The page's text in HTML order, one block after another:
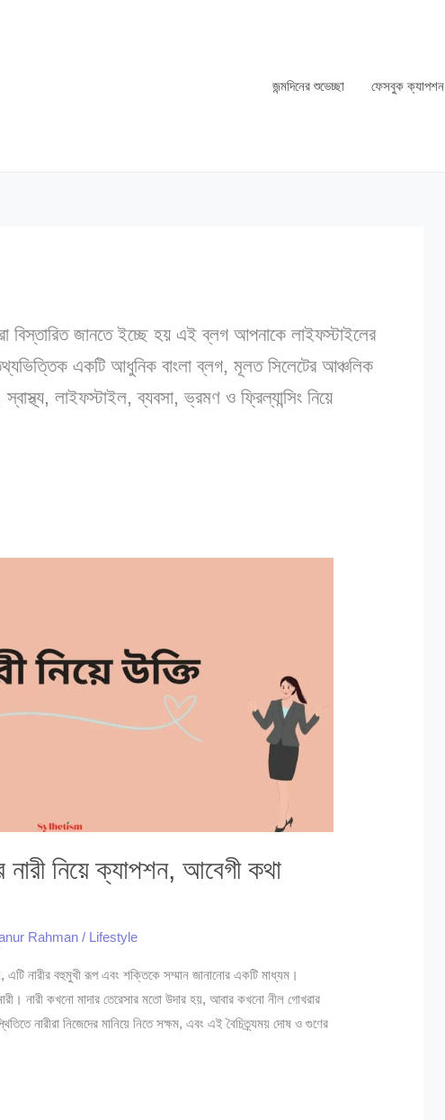
জন্মদিনের শুভেচ্ছা
ফেসবুক ক্যাপশন
বিস্তারিত জানতে ইচ্ছে হয় এই ব্লগ আপনাকে লাইফস্টাইলের
একটি আধুনিক বাংলা ব্লগ, মূলত সিলেটের আঞ্চলিক
স্বাস্থ্য, লাইফস্টাইল, ব্যবসা, ভ্রমণ ও ফ্রিল্যান্সিং নিয়ে
নারী নিয়ে ক্যাপশন, আবেগী কথা
Rahman/ Lifestyle
নারীর বহুমুখী রূপ এবং শক্তিকে সম্মান জানানোর একটি মাধ্যম।
নারী কখনো মাদার তেরেসার মতো উদার হয়, আবার কখনো নীল গোখরার
নারীরা নিজেদের মানিয়ে নিতে সক্ষম, এবং এই বৈচিত্র্যময় দোষ ও গুণের